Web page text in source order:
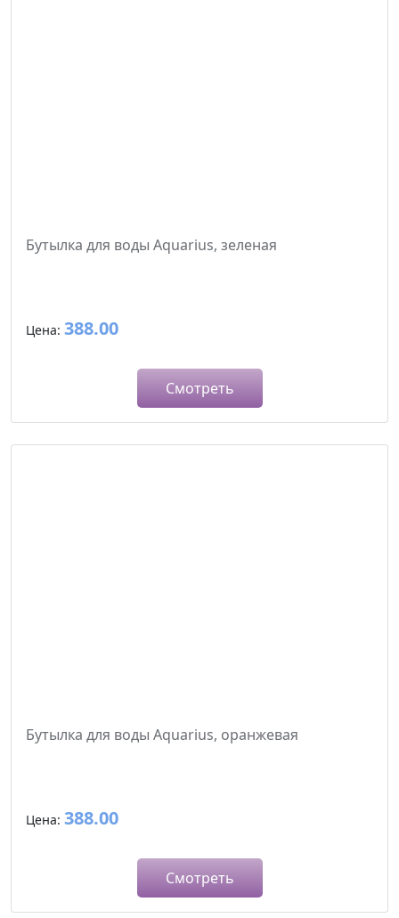
Бутылка для воды Aquarius, зеленая
Цена: 388.00
Смотреть
Бутылка для воды Aquarius, оранжевая
Цена: 388.00
Смотреть